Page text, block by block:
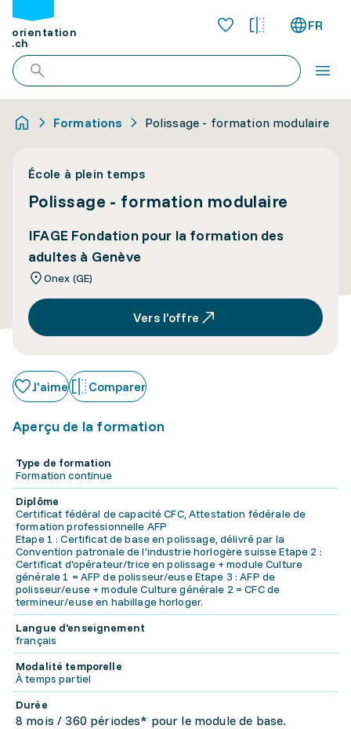
orientation
.ch
FR
Formations Polissage - formation modulaire
École à plein temps
Polissage - formation modulaire
IFAGE Fondation pour la formation des
adultes à Genève
Onex (GE)
Vers l’offre
J'aime Comparer
Aperçu de la formation
Type de formation
Formation continue
Diplôme
Certificat fédéral de capacité CFC, Attestation fédérale de
formation professionnelle AFP
Etape 1 : Certificat de base en polissage, délivré par la
Convention patronale de l'industrie horlogère suisse Etape 2 :
Certificat d'opérateur/trice en polissage + module Culture
générale 1 = AFP de polisseur/euse Etape 3 : AFP de
polisseur/euse + module Culture générale 2 = CFC de
termineur/euse en habillage horloger.
Langue d'enseignement
français
Modalité temporelle
À temps partiel
Durée
8 mois / 360 périodes* pour le module de base.